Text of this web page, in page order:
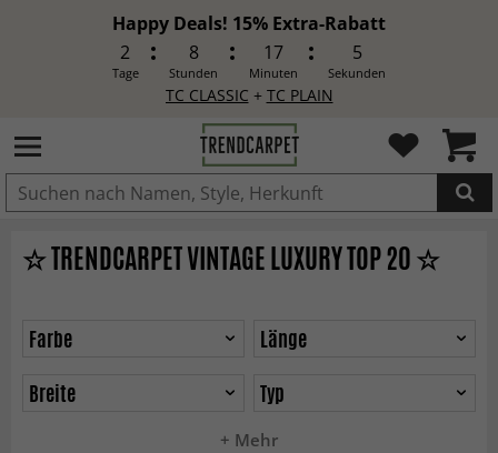
Happy Deals! 15% Extra-Rabatt
2
Tage
8
Stunden
17
Minuten
3
Sekunden
TC CLASSIC + TC PLAIN
IN DEN WARENKORB GELEGT.
☆ TRENDCARPET VINTAGE LUXURY TOP 20 ☆
+ Mehr
Farbe
Länge
Breite
Typ